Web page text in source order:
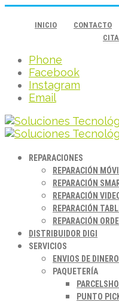
INICIO CONTACTO
Phone
Facebook
Instagram
Email
REPARACIONES
REPARACIÓN
REPARACIÓN
REPARACIÓN
REPARACIÓN
REPARACIÓN
DISTRIBUIDOR DIGI
SERVICIOS
ENVIOS DE DINERO
PAQUETERÍA
PUNTO